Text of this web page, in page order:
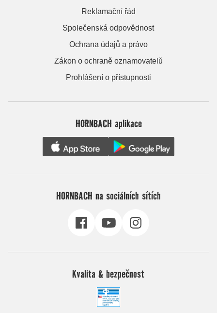
Reklamační řád
Společenská odpovědnost
Ochrana údajů a právo
Zákon o ochraně oznamovatelů
Prohlášení o přístupnosti
HORNBACH aplikace
HORNBACH na sociálních sítích
Kvalita & bezpečnost